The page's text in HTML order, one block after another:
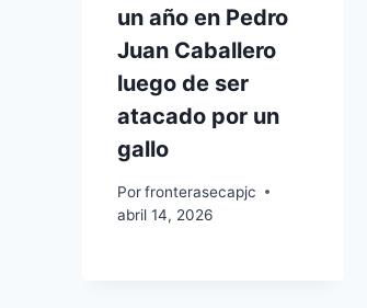
un año en Pedro
Juan Caballero
luego de ser
atacado por un
gallo
Porfronterasecapjc
abril 14, 2026